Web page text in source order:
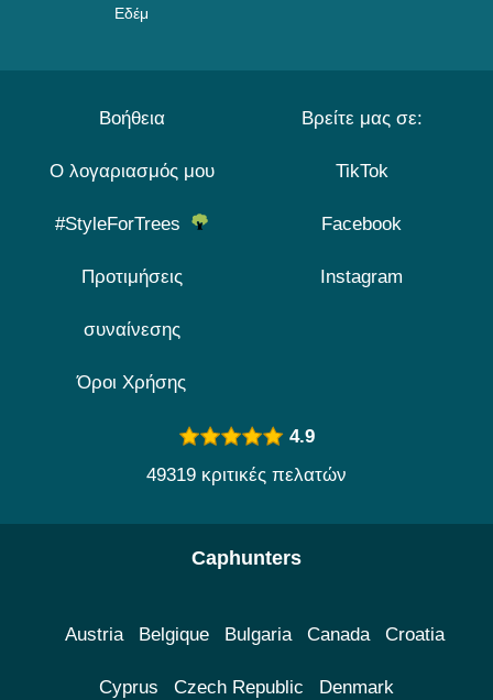
Εδέμ
Βοήθεια
Ο λογαριασμός μου
#StyleForTrees
Προτιμήσεις
συναίνεσης
Όροι Χρήσης
Βρείτε μας σε:
TikTok
Facebook
Instagram
4.9
49319 κριτικές πελατών
Caphunters
Austria Belgique Bulgaria Canada Croatia
Cyprus Czech Republic Denmark